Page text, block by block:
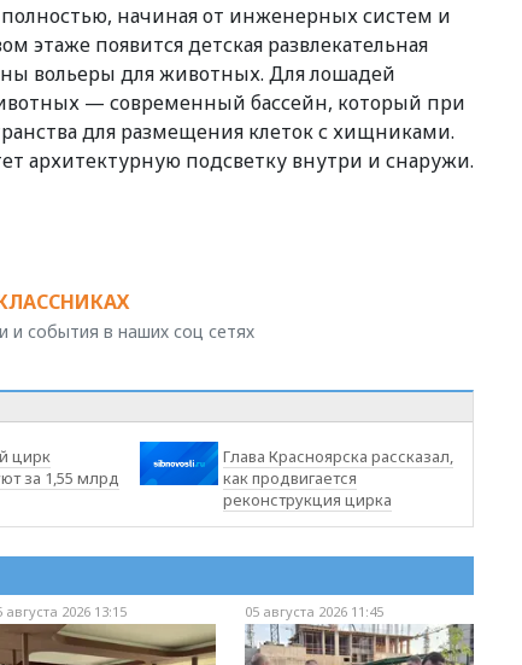
начиная от инженерных систем и
этаже появится детская развлекательная
вольеры для животных. Для лошадей
— современный бассейн, который при
для размещения клеток с хищниками.
архитектурную подсветку внутри и снаружи.
и события в наших соц сетях
цирк
за 1,55 млрд
Глава Красноярска рассказал,
как продвигается
реконструкция цирка
августа 2026 13:15 05 августа 2026 11:45